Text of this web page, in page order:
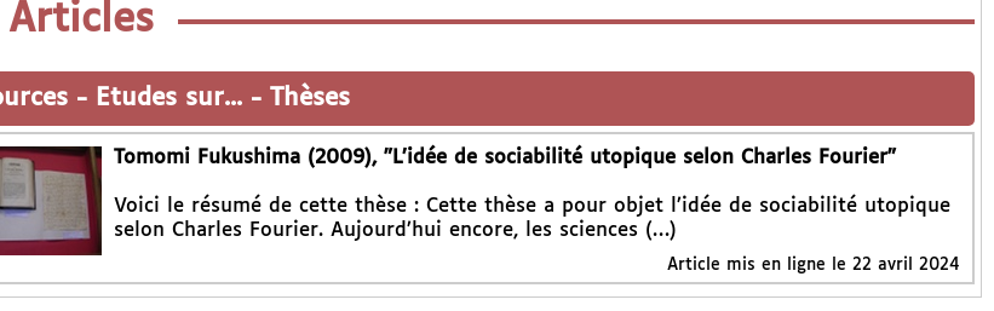
Articles
- Etudes sur... - Thèses
Tomomi Fukushima (2009), "L’idée de sociabilité utopique selon Charles Fourier"
Voici le résumé de cette thèse : Cette thèse a pour objet l’idée de sociabilité utopique
selon Charles Fourier. Aujourd’hui encore, les sciences (…)
Article mis en ligne le 22 avril 2024